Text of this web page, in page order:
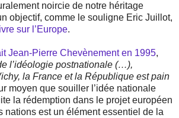
noircie de notre héritage
objectif, comme le souligne Eric Juillot,
sur l’Europe.
Jean-Pierre Chevènement en 1995,
l’idéologie postnationale (…),
la France et la République est pain
moyen que souiller l’idée nationale
la rédemption dans le projet européen
nations est un élément essentiel de la